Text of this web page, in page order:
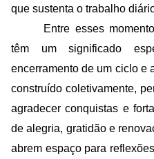
que sustenta o trabalho
Entre esses
têm um significado
encerramento de um ciclo e
construído coletivamente,
agradecer conquistas e
de alegria, gratidão e
abrem espaço para